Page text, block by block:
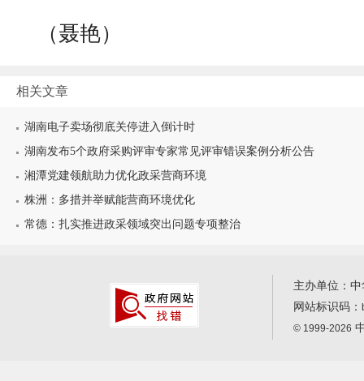
（聂艳）
相关文章
湖南电子卖场彻底关停进入倒计时
湖南发布5个政府采购评审专家常见评审错误案例分析公告
湘潭党建领航助力优化政采营商环境
株洲：多措并举赋能营商环境优化
常德：扎实推进政采领域突出问题专项整治
主办单位：
网站标识码：
© 1999-2026